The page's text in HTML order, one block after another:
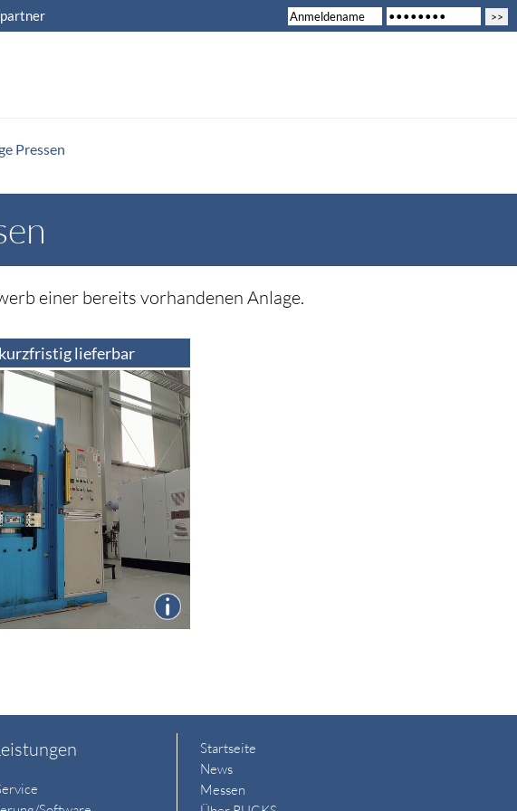
Pressen
einer bereits vorhandenen Anlage.
lieferbar
Startseite
News
Messen